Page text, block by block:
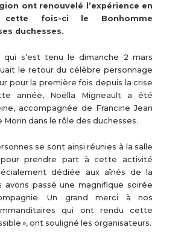
ont renouvelé l’expérience en
cette fois-ci le Bonhomme
duchesses.
qui s’est tenu le dimanche 2 mars
le retour du célèbre personnage
pour la première fois depuis la crise
année, Noëlla Migneault a été
accompagnée de Francine Jean
Morin dans le rôle des duchesses.
se sont ainsi réunies à la salle
pour prendre part à cette activité
dédiée aux aînés de la
avons passé une magnifique soirée
Un grand merci à nos
qui ont rendu cette
», ont souligné les organisateurs.